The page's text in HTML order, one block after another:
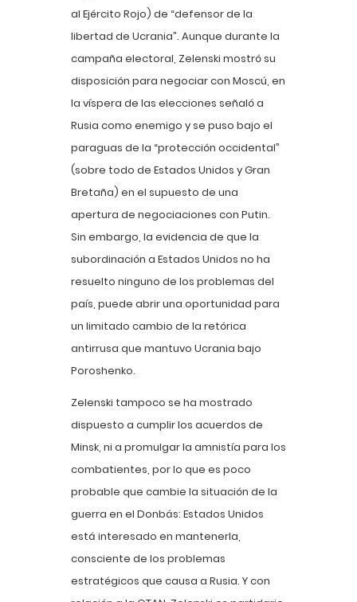
al Ejército Rojo) de “defensor de la
libertad de Ucrania”. Aunque durante la
campaña electoral, Zelenski mostró su
disposición para negociar con Moscú, en
la víspera de las elecciones señaló a
Rusia como enemigo y se puso bajo el
paraguas de la “protección occidental”
(sobre todo de Estados Unidos y Gran
Bretaña) en el supuesto de una
apertura de negociaciones con Putin.
Sin embargo, la evidencia de que la
subordinación a Estados Unidos no ha
resuelto ninguno de los problemas del
país, puede abrir una oportunidad para
un limitado cambio de la retórica
antirrusa que mantuvo Ucrania bajo
Poroshenko.
Zelenski tampoco se ha mostrado
dispuesto a cumplir los acuerdos de
Minsk, ni a promulgar la amnistía para los
combatientes, por lo que es poco
probable que cambie la situación de la
guerra en el Donbás: Estados Unidos
está interesado en mantenerla,
consciente de los problemas
estratégicos que causa a Rusia. Y con